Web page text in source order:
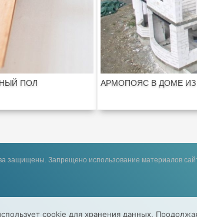
ПОЛ АРМОПОЯС В ДОМЕ ИЗ
защищены. Запрещено использование материалов
cookie для хранения данных.